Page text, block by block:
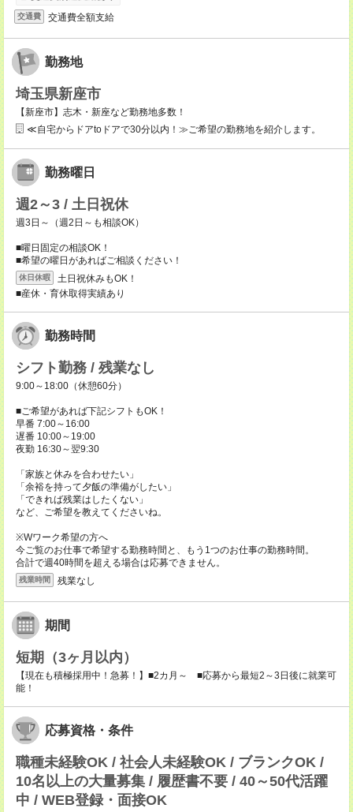
交通費 交通費全額支給
勤務地
埼玉県新座市
【新座市】志木・新座など勤務地多数！
≪自宅からドアtoドアで30分以内！≫ご希望の勤務地を紹介します。
勤務曜日
週2～3 / 土日祝休
週3日～（週2日～も相談OK）
■曜日固定の相談OK！
■希望の曜日があればご相談ください！
休日休暇
土日祝休みもOK！
■産休・育休取得実績あり
勤務時間
シフト勤務 / 残業なし
9:00～18:00（休憩60分）
■ご希望があれば下記シフトもOK！
早番 7:00～16:00
遅番 10:00～19:00
夜勤 16:30～翌9:30
「家族と休みを合わせたい」
「余裕を持って夕飯の準備がしたい」
「できれば残業はしたくない」
など、ご希望を教えてくださいね。
※Wワーク希望の方へ
今ご覧のお仕事で希望する勤務時間と、もう1つのお仕事の勤務時間。
合計で週40時間を超える場合は応募できません。
残業時間 残業なし
期間
短期（3ヶ月以内）
【現在も積極採用中！急募！】■2カ月～ ■応募から最短2～3日後に就業可
能！
応募資格・条件
職種未経験OK / 社会人未経験OK / ブランクOK /
10名以上の大量募集 / 履歴書不要 / 40～50代活躍
中 / WEB登録・面接OK